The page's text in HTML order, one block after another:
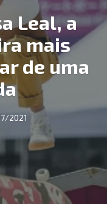
Leal, a
mais
de uma
2021